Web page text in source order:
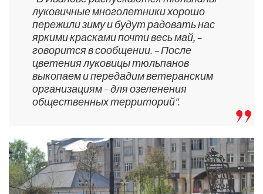
луковичные многолетники хорошо
пережили зиму и будут радовать нас
яркими красками почти весь май, –
говорится в сообщении. – После
цветения луковицы тюльпанов
выкопаем и передадим ветеранским
организациям – для озеленения
общественных территорий".